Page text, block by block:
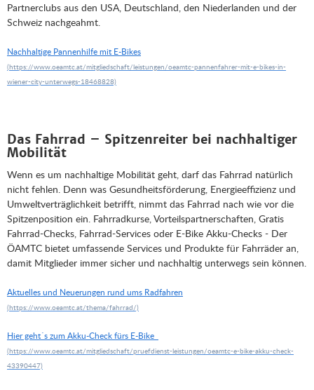
Partnerclubs aus den USA, Deutschland, den Niederlanden und der
Schweiz nachgeahmt.
Nachhaltige Pannenhilfe mit E-Bikes
Das Fahrrad – Spitzenreiter bei nachhaltiger
Mobilität
Wenn es um nachhaltige Mobilität geht, darf das Fahrrad natürlich
nicht fehlen. Denn was Gesundheitsförderung, Energieeffizienz und
Umweltverträglichkeit betrifft, nimmt das Fahrrad nach wie vor die
Spitzenposition ein. Fahrradkurse, Vorteilspartnerschaften, Gratis
Fahrrad-Checks, Fahrrad-Services oder E-Bike Akku-Checks - Der
ÖAMTC bietet umfassende Services und Produkte für Fahrräder an,
damit Mitglieder immer sicher und nachhaltig unterwegs sein können.
Aktuelles und Neuerungen rund ums Radfahren
Hier geht´s zum Akku-Check fürs E-Bike